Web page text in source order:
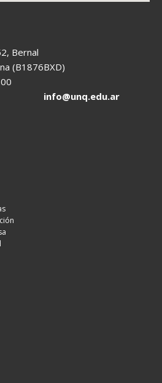
Bernal
(B1876BXD)
7100
info@unq.edu.ar